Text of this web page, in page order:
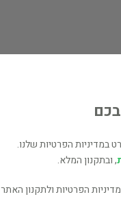
במדיניות הפרטיות שלנו.
, ובתקנון המלא.
הפרטיות ולתקנון האתר